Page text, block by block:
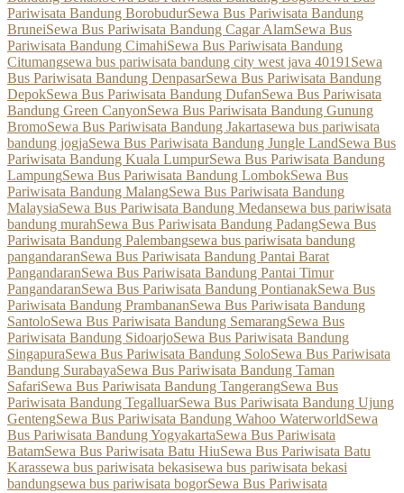
Pariwisata Bandung BorobudurSewa Bus Pariwisata Bandung
BruneiSewa Bus Pariwisata Bandung Cagar AlamSewa Bus
Pariwisata Bandung CimahiSewa Bus Pariwisata Bandung
Citumangsewa bus pariwisata bandung city west java 40191Sewa
Bus Pariwisata Bandung DenpasarSewa Bus Pariwisata Bandung
DepokSewa Bus Pariwisata Bandung DufanSewa Bus Pariwisata
Bandung Green CanyonSewa Bus Pariwisata Bandung Gunung
BromoSewa Bus Pariwisata Bandung Jakartasewa bus pariwisata
bandung jogjaSewa Bus Pariwisata Bandung Jungle LandSewa Bus
Pariwisata Bandung Kuala LumpurSewa Bus Pariwisata Bandung
LampungSewa Bus Pariwisata Bandung LombokSewa Bus
Pariwisata Bandung MalangSewa Bus Pariwisata Bandung
MalaysiaSewa Bus Pariwisata Bandung Medansewa bus pariwisata
bandung murahSewa Bus Pariwisata Bandung PadangSewa Bus
Pariwisata Bandung Palembangsewa bus pariwisata bandung
pangandaranSewa Bus Pariwisata Bandung Pantai Barat
PangandaranSewa Bus Pariwisata Bandung Pantai Timur
PangandaranSewa Bus Pariwisata Bandung PontianakSewa Bus
Pariwisata Bandung PrambananSewa Bus Pariwisata Bandung
SantoloSewa Bus Pariwisata Bandung SemarangSewa Bus
Pariwisata Bandung SidoarjoSewa Bus Pariwisata Bandung
SingapuraSewa Bus Pariwisata Bandung SoloSewa Bus Pariwisata
Bandung SurabayaSewa Bus Pariwisata Bandung Taman
SafariSewa Bus Pariwisata Bandung TangerangSewa Bus
Pariwisata Bandung TegalluarSewa Bus Pariwisata Bandung Ujung
GentengSewa Bus Pariwisata Bandung Wahoo WaterworldSewa
Bus Pariwisata Bandung YogyakartaSewa Bus Pariwisata
BatamSewa Bus Pariwisata Batu HiuSewa Bus Pariwisata Batu
Karassewa bus pariwisata bekasisewa bus pariwisata bekasi
bandungsewa bus pariwisata bogorSewa Bus Pariwisata